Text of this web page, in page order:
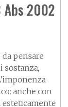
Abs 2002
pensare
sostanza,
anche con